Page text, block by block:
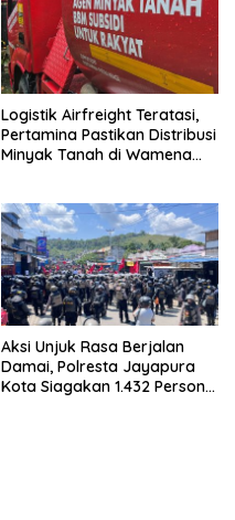
Logistik Airfreight Teratasi,
Pertamina Pastikan Distribusi
Minyak Tanah di Wamena
Aksi Unjuk Rasa Berjalan
Damai, Polresta Jayapura
Kota Siagakan 1.432 Personel